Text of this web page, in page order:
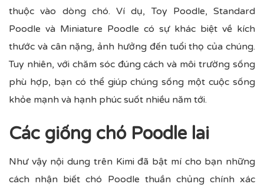
thuộc vào dòng chó. Ví dụ, Toy Poodle, Standard
Poodle và Miniature Poodle có sự khác biệt về kích
thước và cân nặng, ảnh hưởng đến tuổi thọ của chúng.
Tuy nhiên, với chăm sóc đúng cách và môi trường sống
phù hợp, bạn có thể giúp chúng sống một cuộc sống
khỏe mạnh và hạnh phúc suốt nhiều năm tới.
Các giống chó Poodle lai
Như vậy nội dung trên Kimi đã bật mí cho bạn những
cách nhận biết chó Poodle thuần chủng chính xác